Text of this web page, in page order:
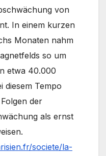
von
In einem kurzen
Monaten nahm
so um
etwa 40.000
diesem Tempo
der
als ernst
societe/la-